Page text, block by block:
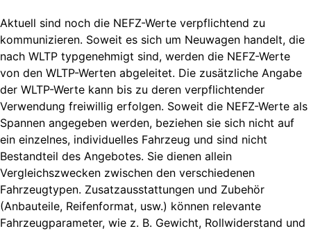
Aktuell sind noch die NEFZ-Werte verpflichtend zu
kommunizieren. Soweit es sich um Neuwagen handelt, die
nach WLTP typgenehmigt sind, werden die NEFZ-Werte
von den WLTP-Werten abgeleitet. Die zusätzliche Angabe
der WLTP-Werte kann bis zu deren verpflichtender
Verwendung freiwillig erfolgen. Soweit die NEFZ-Werte als
Spannen angegeben werden, beziehen sie sich nicht auf
ein einzelnes, individuelles Fahrzeug und sind nicht
Bestandteil des Angebotes. Sie dienen allein
Vergleichszwecken zwischen den verschiedenen
Fahrzeugtypen. Zusatzausstattungen und Zubehör
(Anbauteile, Reifenformat, usw.) können relevante
Fahrzeugparameter, wie z. B. Gewicht, Rollwiderstand und